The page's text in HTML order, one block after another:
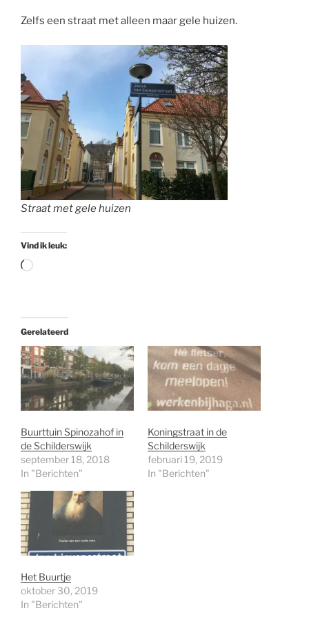
Zelfs een straat met alleen maar gele huizen.
Straat met gele huizen
Vind ik leuk:
Aan
Gerelateerd
Buurttuin Spinozahof in
de Schilderswijk
september 18, 2018
In "Berichten"
Koningstraat in de
Schilderswijk
februari 19, 2019
In "Berichten"
Het Buurtje
oktober 30, 2019
In "Berichten"